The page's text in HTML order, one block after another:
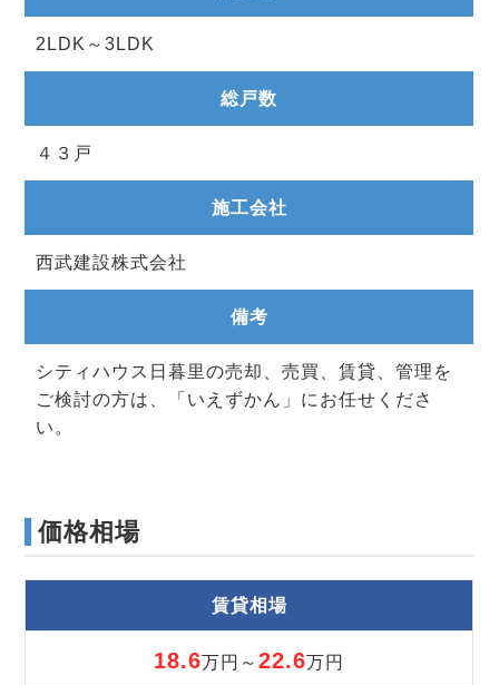
2LDK～3LDK
総戸数
４３戸
施工会社
西武建設株式会社
備考
シティハウス日暮里の売却、売買、賃貸、管理を
ご検討の方は、「いえずかん」にお任せくださ
い。
価格相場
賃貸相場
18.6万円～22.6万円